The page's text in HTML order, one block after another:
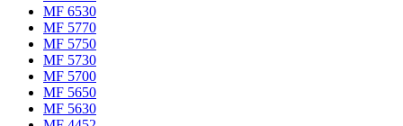
MF 6530
MF 5770
MF 5750
MF 5730
MF 5700
MF 5650
MF 5630